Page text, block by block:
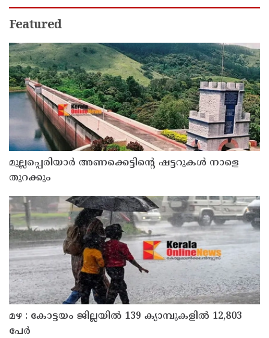
ആകർഷകമായ ക്യാഷ്ബാക്കും
ഇൻഷുറൻസ് ആനുകൂല്യങ്ങളും
Featured
മുല്ലപ്പെരിയാർ അണക്കെട്ടിന്റെ ഷട്ടറുകൾ നാളെ
തുറക്കും
മഴ : കോട്ടയം ജില്ലയിൽ 139 ക്യാമ്പുകളിൽ 12,803
പേര്‍